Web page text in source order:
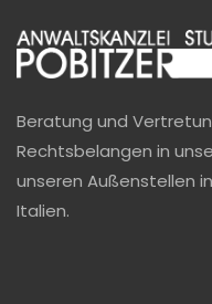
Beratung und
Rechtsbelangen in
unseren Außenstellen
Italien.